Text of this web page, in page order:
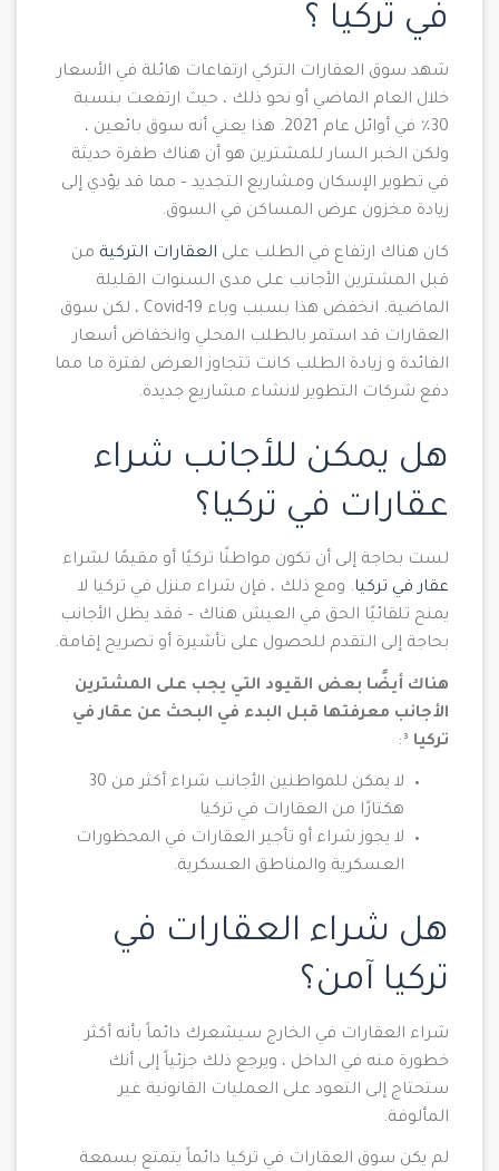
في تركيا ؟
شهد سوق العقارات التركي ارتفاعات هائلة في الأسعار
خلال العام الماضي أو نحو ذلك ، حيث ارتفعت بنسبة
30٪ في أوائل عام 2021. هذا يعني أنه سوق بائعين ،
ولكن الخبر السار للمشترين هو أن هناك طفرة حديثة
في تطوير الإسكان ومشاريع التجديد – مما قد يؤدي إلى
زيادة مخزون عرض المساكن في السوق.
كان هناك ارتفاع في الطلب على العقارات التركية من
قبل المشترين الأجانب على مدى السنوات القليلة
الماضية. انخفض هذا بسبب وباء Covid-19 ، لكن سوق
العقارات قد استمر بالطلب المحلي وانخفاض أسعار
الفائدة و زيادة الطلب كانت تتجاوز العرض لفترة ما مما
دفع شركات التطوير لانشاء مشاريع جديدة.
هل يمكن للأجانب شراء
عقارات في تركيا؟
لست بحاجة إلى أن تكون مواطنًا تركيًا أو مقيمًا لشراء
عقار في تركيا. ومع ذلك ، فإن شراء منزل في تركيا لا
يمنح تلقائيًا الحق في العيش هناك – فقد يظل الأجانب
بحاجة إلى التقدم للحصول على تأشيرة أو تصريح إقامة.
هناك أيضًا بعض القيود التي يجب على المشترين
الأجانب معرفتها قبل البدء في البحث عن عقار في
تركيا
لا يمكن للمواطنين الأجانب شراء أكثر من 30
هكتارًا من العقارات في تركيا
لا يجوز شراء أو تأجير العقارات في المحظورات
العسكرية والمناطق العسكرية.
هل شراء العقارات في
تركيا آمن؟
شراء العقارات في الخارج سيشعرك دائماً بأنه أكثر
خطورة منه في الداخل ، ويرجع ذلك جزئياً إلى أنك
ستحتاج إلى التعود على العمليات القانونية غير
المألوفة.
لم يكن سوق العقارات في تركيا دائماً يتمتع بسمعة